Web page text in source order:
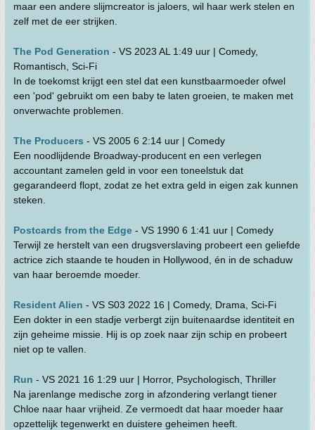
maar een andere slijmcreator is jaloers, wil haar werk stelen en
zelf met de eer strijken.
The Pod Generation - VS 2023 AL 1:49 uur | Comedy,
Romantisch, Sci-Fi
In de toekomst krijgt een stel dat een kunstbaarmoeder ofwel
een 'pod' gebruikt om een baby te laten groeien, te maken met
onverwachte problemen.
The Producers - VS 2005 6 2:14 uur | Comedy
Een noodlijdende Broadway-producent en een verlegen
accountant zamelen geld in voor een toneelstuk dat
gegarandeerd flopt, zodat ze het extra geld in eigen zak kunnen
steken.
Postcards from the Edge - VS 1990 6 1:41 uur | Comedy
Terwijl ze herstelt van een drugsverslaving probeert een geliefde
actrice zich staande te houden in Hollywood, én in de schaduw
van haar beroemde moeder.
Resident Alien - VS S03 2022 16 | Comedy, Drama, Sci-Fi
Een dokter in een stadje verbergt zijn buitenaardse identiteit en
zijn geheime missie. Hij is op zoek naar zijn schip en probeert
niet op te vallen.
Run - VS 2021 16 1:29 uur | Horror, Psychologisch, Thriller
Na jarenlange medische zorg in afzondering verlangt tiener
Chloe naar haar vrijheid. Ze vermoedt dat haar moeder haar
opzettelijk tegenwerkt en duistere geheimen heeft.